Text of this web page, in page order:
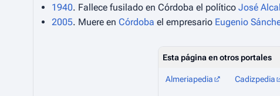
1940. Fallece fusilado en Córdoba el político José
2005. Muere en Córdoba el empresario Eugenio
Esta página en otros portales
Almeriapedia Cadizpedia